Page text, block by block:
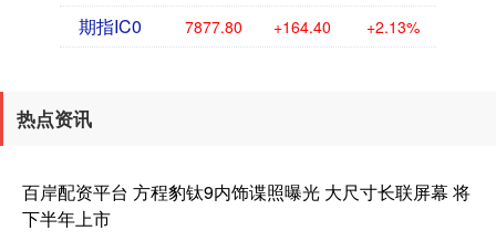
期指IC0 7877.80 +164.40 +2.13%
热点资讯
百岸配资平台 方程豹钛9内饰谍照曝光 大尺寸长联屏幕 将
下半年上市